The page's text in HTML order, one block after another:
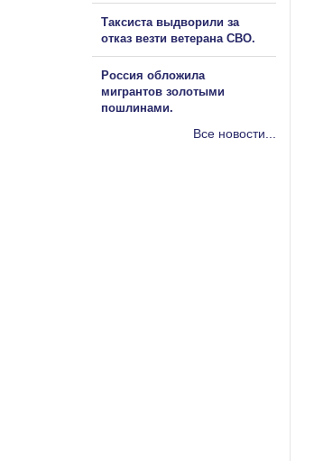
Таксиста выдворили за
отказ везти ветерана СВО.
Россия обложила
мигрантов золотыми
пошлинами.
Все новости...